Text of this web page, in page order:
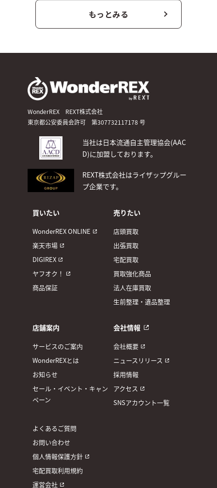
もっとみる
WonderREX REXT株式会社
東京都公安委員会許可 第307732117178 号
当社は日本流通自主管理協会(AAC
D)に加盟しております。
REXT株式会社はライザップグルー
プ企業です。
買いたい
WonderREX ONLINE
楽天市場
DIGIREX
ヤフオク！
商品保証
売りたい
店頭買取
出張買取
宅配買取
買取強化商品
法人在庫買取
生前整理・遺品整理
店舗案内
サービスのご案内
WonderREXとは
お知らせ
セール・イベント・キャン
ペーン
会社情報
会社概要
ニュースリリース
採用情報
アクセス
SNSアカウント一覧
よくあるご質問
お問い合わせ
個人情報保護方針
宅配買取利用規約
運営会社